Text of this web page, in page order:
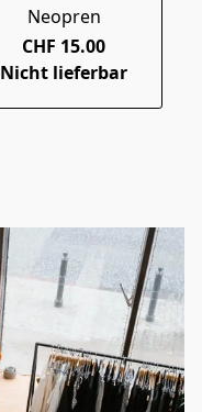
Neopren
CHF 15.00
Nicht lieferbar